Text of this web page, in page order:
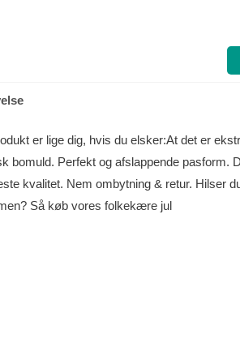
er lige dig, hvis du elsker:At det er
bomuld. Perfekt og afslappende pasform.
kvalitet. Nem ombytning & retur. Hilser
Så køb vores folkekære jul